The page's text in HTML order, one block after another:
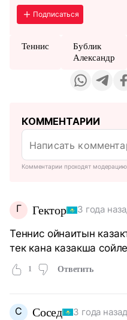
Подписаться
Теннис
Бублик
Александр
КОММЕНТАРИИ
Комментарии проходят
Г Гектор 3 года
Теннис ойнаитын
тек кана казакша
1 Ответить
С Сосед 3 года назад